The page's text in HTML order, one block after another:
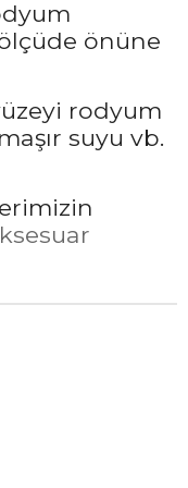
önüne
rodyum
suyu vb.